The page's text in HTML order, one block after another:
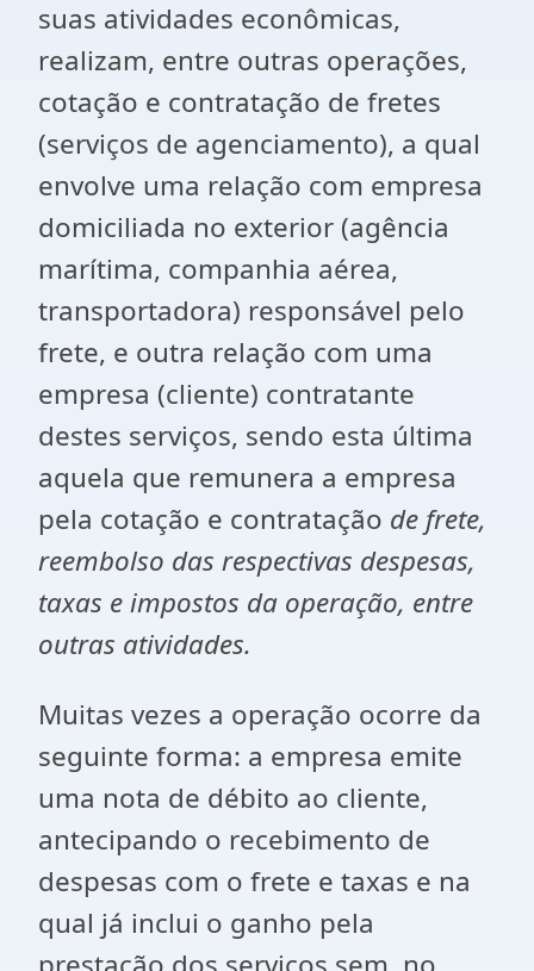
suas atividades econômicas,
realizam, entre outras operações,
cotação e contratação de fretes
(serviços de agenciamento), a qual
envolve uma relação com empresa
domiciliada no exterior (agência
marítima, companhia aérea,
transportadora) responsável pelo
frete, e outra relação com uma
empresa (cliente) contratante
destes serviços, sendo esta última
aquela que remunera a empresa
pela cotação e contratação de frete,
reembolso das respectivas despesas,
taxas e impostos da operação, entre
outras atividades.
Muitas vezes a operação ocorre da
seguinte forma: a empresa emite
uma nota de débito ao cliente,
antecipando o recebimento de
despesas com o frete e taxas e na
qual já inclui o ganho pela